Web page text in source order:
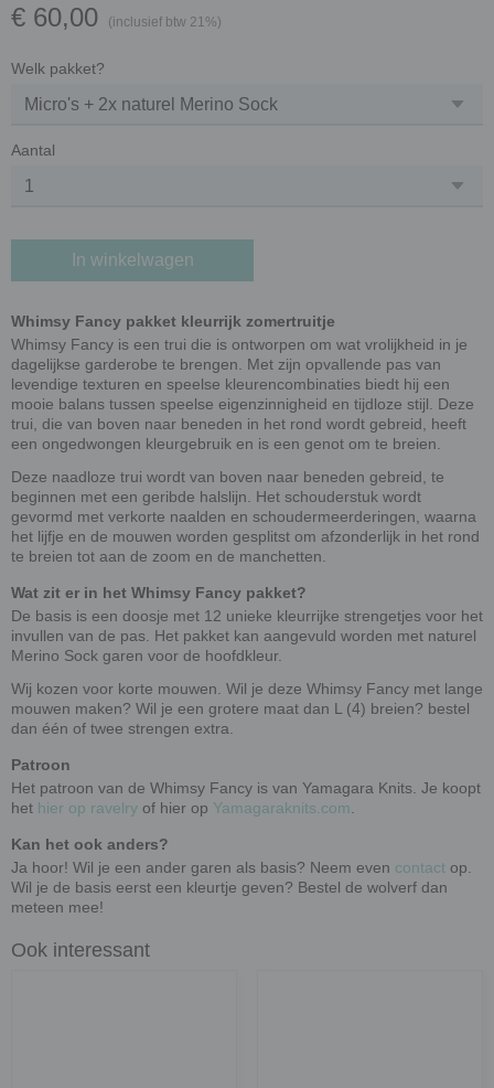
€ 60,00 (inclusief btw 21%)
Welk pakket?
Aantal
In winkelwagen
Whimsy Fancy pakket kleurrijk zomertruitje
Whimsy Fancy is een trui die is ontworpen om wat vrolijkheid in je
dagelijkse garderobe te brengen. Met zijn opvallende pas van
levendige texturen en speelse kleurencombinaties biedt hij een
mooie balans tussen speelse eigenzinnigheid en tijdloze stijl. Deze
trui, die van boven naar beneden in het rond wordt gebreid, heeft
een ongedwongen kleurgebruik en is een genot om te breien.
Deze naadloze trui wordt van boven naar beneden gebreid, te
beginnen met een geribde halslijn. Het schouderstuk wordt
gevormd met verkorte naalden en schoudermeerderingen, waarna
het lijfje en de mouwen worden gesplitst om afzonderlijk in het rond
te breien tot aan de zoom en de manchetten.
Wat zit er in het Whimsy Fancy pakket?
De basis is een doosje met 12 unieke kleurrijke strengetjes voor het
invullen van de pas. Het pakket kan aangevuld worden met naturel
Merino Sock garen voor de hoofdkleur.
Wij kozen voor korte mouwen. Wil je deze Whimsy Fancy met lange
mouwen maken? Wil je een grotere maat dan L (4) breien? bestel
dan één of twee strengen extra.
Patroon
Het patroon van de Whimsy Fancy is van Yamagara Knits. Je koopt
het hier op ravelry of hier op Yamagaraknits.com
Kan het ook anders?
Ja hoor! Wil je een ander garen als basis? Neem even contact op.
Wil je de basis eerst een kleurtje geven? Bestel de wolverf dan
meteen mee!
Ook interessant